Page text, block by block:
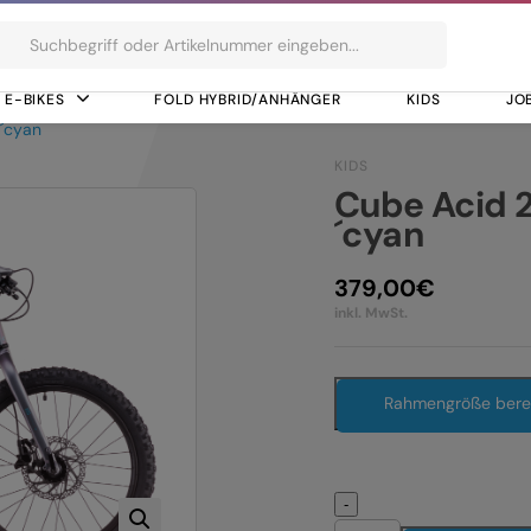
E-BIKES FOLD HYBRID/ANHÄNGER KIDS
KIDS
Cube Acid
´cyan
379,00€
inkl. MwSt.
Rahmengröße
-